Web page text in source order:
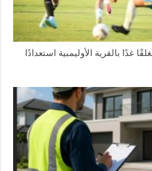
غدًا بالقرية الأوليمبية استعدادًا